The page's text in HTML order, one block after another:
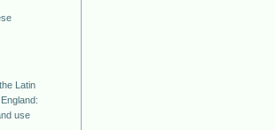
Latin
use